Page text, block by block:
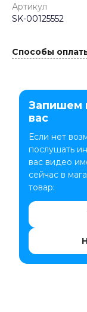
Артикул
SK-00125552
Способы
Запишем
вас
Если нет
послушать
вас видео
сейчас в
товар: